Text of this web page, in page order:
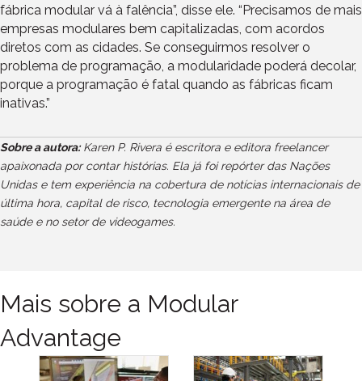
fábrica modular vá à falência”, disse ele. “Precisamos de mais
empresas modulares bem capitalizadas, com acordos
diretos com as cidades. Se conseguirmos resolver o
problema de programação, a modularidade poderá decolar,
porque a programação é fatal quando as fábricas ficam
inativas.”
Sobre a autora:Karen P. Rivera é escritora e editora freelancer
apaixonada por contar histórias. Ela já foi repórter das Nações
Unidas e tem experiência na cobertura de notícias internacionais de
última hora, capital de risco, tecnologia emergente na área de
saúde e no setor de videogames.
Mais sobre a Modular
Advantage